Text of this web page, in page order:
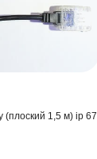
(плоский 1,5 м) ip 67